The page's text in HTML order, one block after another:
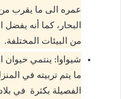
البحار، كما أنه يفضل
من البيئات المختلفة.
شيواوا: ينتمي حيوان
ما يتم تربيته في
الفصيلة بكثرة في